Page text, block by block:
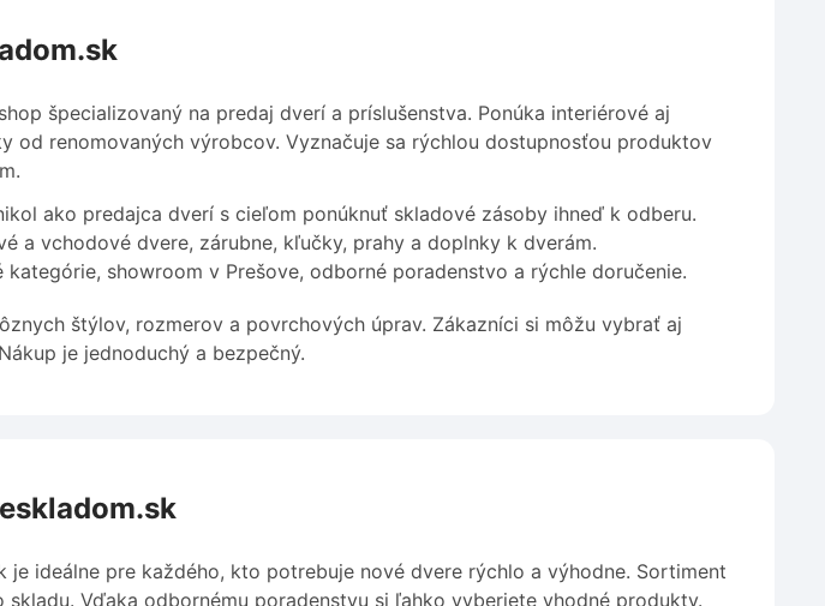
špecializovaný na predaj dverí a príslušenstva. Ponúka interiérové aj
od renomovaných výrobcov. Vyznačuje sa rýchlou dostupnosťou produktov
ako predajca dverí s cieľom ponúknuť skladové zásoby ihneď k odberu.
a vchodové dvere, zárubne, kľučky, prahy a doplnky k dverám.
kategórie, showroom v Prešove, odborné poradenstvo a rýchle doručenie.
štýlov, rozmerov a povrchových úprav. Zákazníci si môžu vybrať aj
je jednoduchý a bezpečný.
je ideálne pre každého, kto potrebuje nové dvere rýchlo a výhodne. Sortiment
Vďaka odbornému poradenstvu si ľahko vyberiete vhodné produkty.